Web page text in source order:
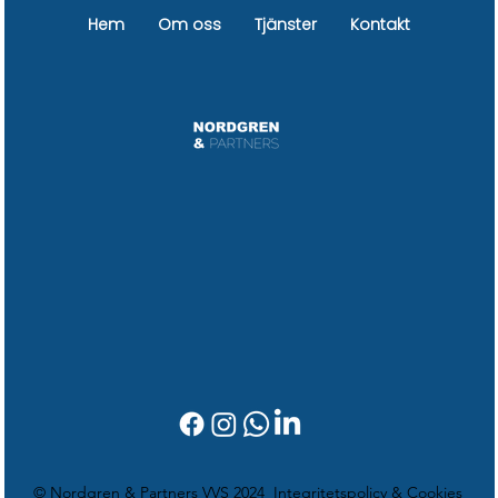
Hem Om oss Tjänster Kontakt
© Nordgren & Partners VVS 2024 Integritetspolicy & Cookies